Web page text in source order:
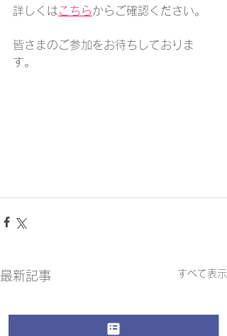
詳しくはこちらからご確認ください。
皆さまのご参加をお待ちしておりま
す。
最新記事 すべて表示